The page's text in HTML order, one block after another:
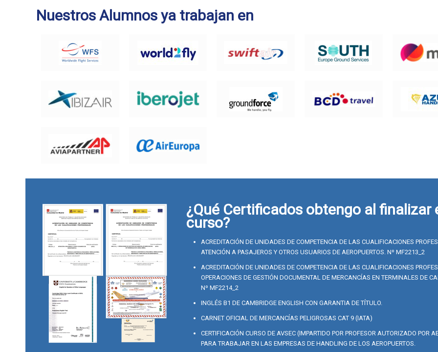
Nuestros Alumnos ya trabajan en
¿Qué Certificados obtengo al finalizar
curso?
ACREDITACIÓN DE UNIDADES DE COMPETENCIA DE LAS CUALIFICACIONES
ATENCIÓN A PASAJEROS Y OTROS USUARIOS DE AEROPUERTOS. Nº MF2213_2
ACREDITACIÓN DE UNIDADES DE COMPETENCIA DE LAS CUALIFICACIONES
OPERACIONES DE GESTIÓN DOCUMENTAL DE MERCANCÍAS EN TERMINALES DE
Nº MF2214_2
INGLÉS B1 DE CAMBRIDGE ENGLISH CON GARANTIA DE TÍTULO.
CARNET OFICIAL DE MERCANCÍAS PELIGROSAS CAT 9 (IATA)
CERTIFICACIÓN CURSO DE AVSEC (IMPARTIDO POR PROFESOR AUTORIZADO POR
PARA TRABAJAR EN LAS EMPRESAS DE HANDLING DE LOS AEROPUERTOS.